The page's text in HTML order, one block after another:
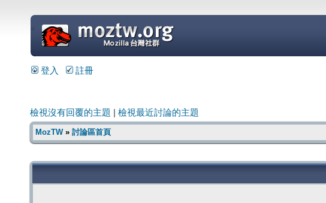
=
登入 註冊
檢視沒有回覆的主題 檢視最近討論的主題
MozTW» 討論區首頁